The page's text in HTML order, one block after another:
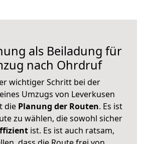
als Beiladung für
nach Ohrdruf
wichtiger Schritt bei der
Umzugs von Leverkusen
diePlanung der Routen. Es ist
zu wählen, die sowohl sicher
ist. Es ist auch ratsam,